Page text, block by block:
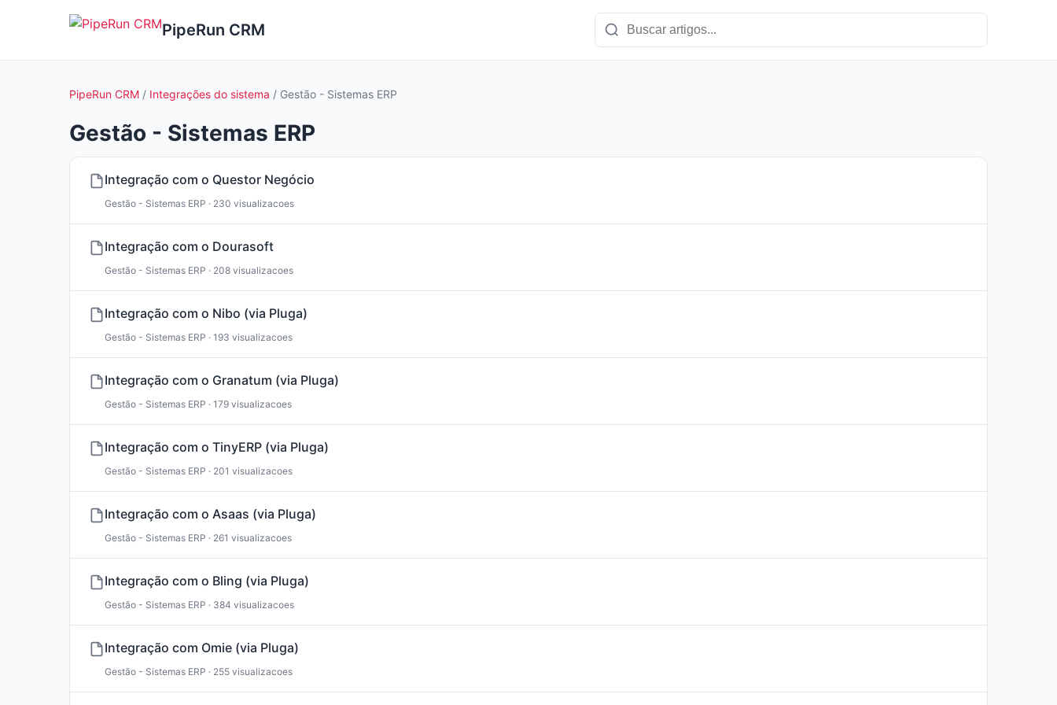
PipeRun CRM
PipeRun CRM / Integrações do sistema / Gestão - Sistemas ERP
Gestão - Sistemas ERP
Integração com o Questor Negócio
Gestão - Sistemas ERP · 230 visualizacoes
Integração com o Dourasoft
Gestão - Sistemas ERP · 208 visualizacoes
Integração com o Nibo (via Pluga)
Gestão - Sistemas ERP · 193 visualizacoes
Integração com o Granatum (via Pluga)
Gestão - Sistemas ERP · 179 visualizacoes
Integração com o TinyERP (via Pluga)
Gestão - Sistemas ERP · 201 visualizacoes
Integração com o Asaas (via Pluga)
Gestão - Sistemas ERP · 261 visualizacoes
Integração com o Bling (via Pluga)
Gestão - Sistemas ERP · 384 visualizacoes
Integração com Omie (via Pluga)
Gestão - Sistemas ERP · 255 visualizacoes